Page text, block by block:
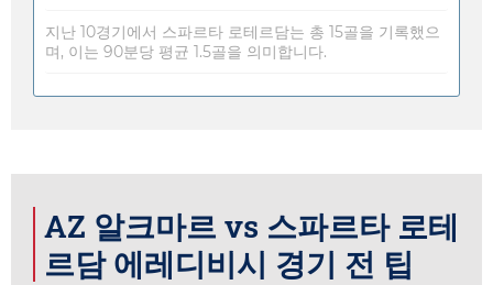
지난 10경기에서 스파르타 로테르담는 총 15골을 기록했으
며, 이는 90분당 평균 1.5골을 의미합니다.
AZ 알크마르 vs 스파르타 로테
르담 에레디비시 경기 전 팁